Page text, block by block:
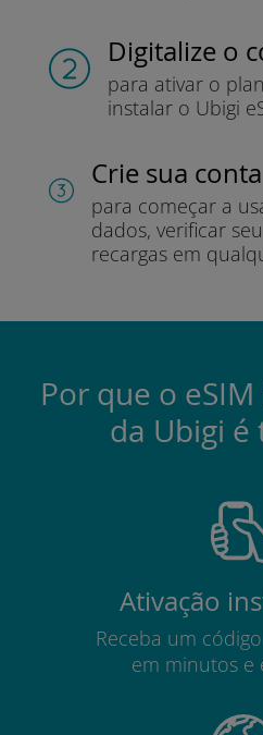
Digitalize o
para ativar o
instalar o Ubigi
Crie sua conta
para começar a
dados, verificar
recargas em
Por que o
da Ubigi é
Ativação
Receba um
em minutos e